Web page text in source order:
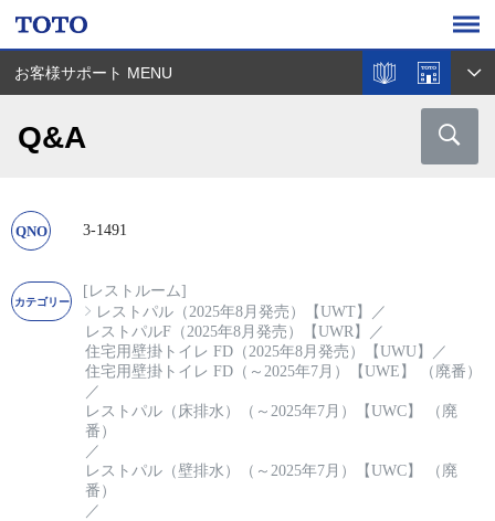
お客様サポート MENU
Q&A
3-1491
[レストルーム]
レストパル（2025年8月発売）【UWT】
／
レストパルF（2025年8月発売）【UWR】
／
住宅用壁掛トイレ FD（2025年8月発売）【UWU】
／
住宅用壁掛トイレ FD（～2025年7月）【UWE】 （廃番）
／
レストパル（床排水）（～2025年7月）【UWC】 （廃
番）
／
レストパル（壁排水）（～2025年7月）【UWC】 （廃
番）
／